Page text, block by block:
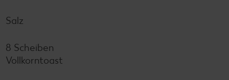
Salz
8 Scheiben
Vollkorntoast